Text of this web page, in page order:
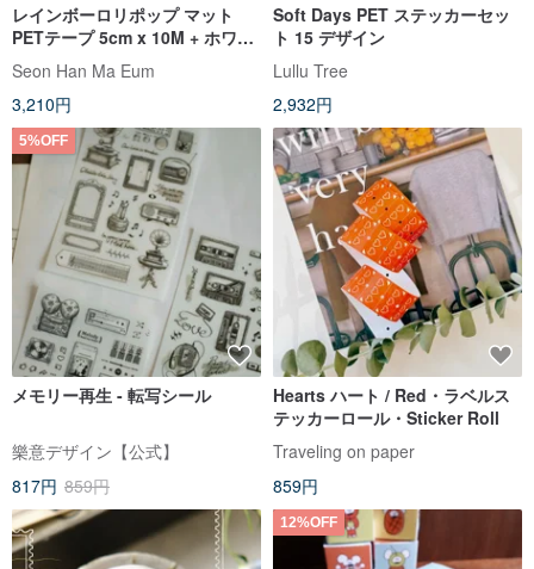
レインボーロリポップ マット
PETテープ 5cm x 10M + ホワイ
トインク 剥離紙付き
Seon Han Ma Eum
3,210円
Soft Days PET ステッカーセッ
ト 15 デザイン
Lullu Tree
2,932円
5%OFF
メモリー再生 - 転写シール
樂意デザイン【公式】
817円 859円
Hearts ハート / Red・ラベルス
テッカーロール・Sticker Roll
Traveling on paper
859円
12%OFF